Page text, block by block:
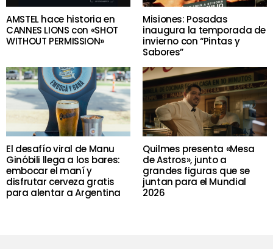
AMSTEL hace historia en
CANNES LIONS con «SHOT
WITHOUT PERMISSION»
Misiones: Posadas
inaugura la temporada de
invierno con “Pintas y
Sabores”
El desafío viral de Manu
Ginóbili llega a los bares:
embocar el maní y
disfrutar cerveza gratis
para alentar a Argentina
Quilmes presenta «Mesa
de Astros», junto a
grandes figuras que se
juntan para el Mundial
2026